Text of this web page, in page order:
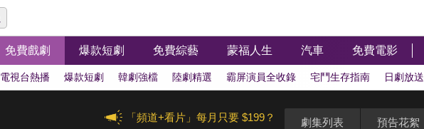
免費戲劇 爆款短劇 免費綜藝 蒙福人生 汽車 免費電影
電視台熱播 爆款短劇 韓劇強檔 陸劇精選 霸屏演員全收錄 宅鬥生存指南 日劇放送
「頻道+看片」每月只要 $199？ 劇集列表 預告花絮